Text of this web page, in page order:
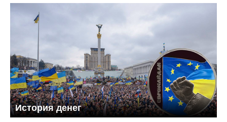
История денег